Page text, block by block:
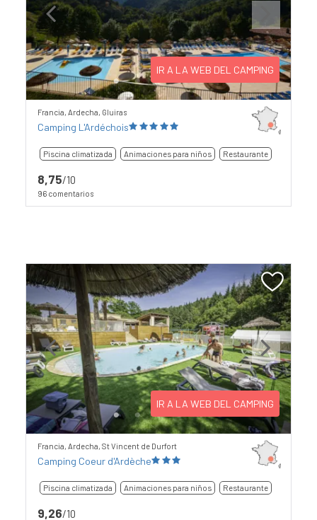
Previous Next
IR A LA WEB DEL CAMPING
Francia, Ardecha, Gluiras
Camping L'Ardéchois
Piscina climatizada Animaciones para niños Restaurante
8,75/10
96 comentarios
Previous Next
IR A LA WEB DEL CAMPING
Francia, Ardecha, St Vincent de Durfort
Camping Coeur d'Ardèche
Piscina climatizada Animaciones para niños Restaurante
9,26/10